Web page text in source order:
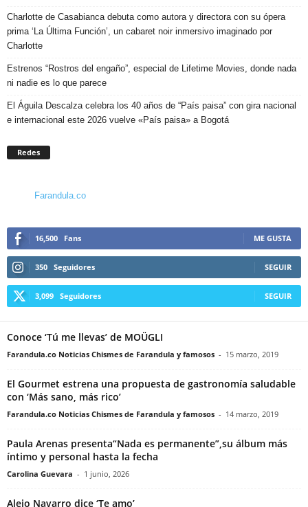
Charlotte de Casabianca debuta como autora y directora con su ópera
prima ‘La Última Función’, un cabaret noir inmersivo imaginado por
Charlotte
Estrenos “Rostros del engaño”, especial de Lifetime Movies, donde nada
ni nadie es lo que parece
El Águila Descalza celebra los 40 años de “País paisa” con gira nacional
e internacional este 2026 vuelve «País paisa» a Bogotá
Redes
Farandula.co
16,500 Fans ME GUSTA
350 Seguidores SEGUIR
3,099 Seguidores SEGUIR
Conoce ‘Tú me llevas’ de MOÜGLI
Farandula.co Noticias Chismes de Farandula y famosos - 15 marzo, 2019
El Gourmet estrena una propuesta de gastronomía saludable
con ‘Más sano, más rico’
Farandula.co Noticias Chismes de Farandula y famosos - 14 marzo, 2019
Paula Arenas presenta“Nada es permanente”,su álbum más
íntimo y personal hasta la fecha
Carolina Guevara - 1 junio, 2026
Alejo Navarro dice ‘Te amo’